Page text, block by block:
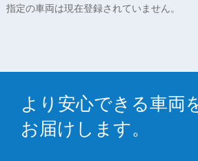
指定の車両は現在登録されていません。
より安心できる車両
お届けします。